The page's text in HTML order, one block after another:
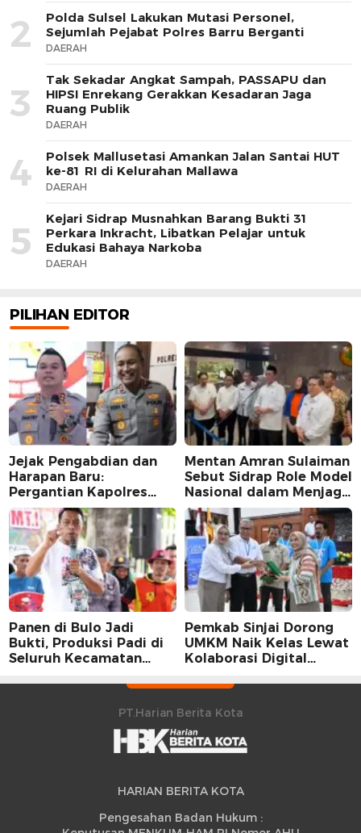
2
Polda Sulsel Lakukan Mutasi Personel,
Sejumlah Pejabat Polres Barru Berganti
DAERAH
3
Tak Sekadar Angkat Sampah, PASSAPU dan
HIPSI Enrekang Gerakkan Kesadaran Jaga
Ruang Publik
DAERAH
4
Polsek Mallusetasi Amankan Jalan Santai HUT
ke-81 RI di Kelurahan Mallawa
DAERAH
5
Kejari Sidrap Musnahkan Barang Bukti 31
Perkara Inkracht, Libatkan Pelajar untuk
Edukasi Bahaya Narkoba
DAERAH
PILIHAN EDITOR
Jejak Pengabdian dan
Harapan Baru:
Pergantian Kapolres
Sidrap dalam Perspektif
Karier Dua Perwira
Mentan Amran Sulaiman
Sebut Sidrap Role Model
Nasional dalam Menjaga
Stabilitas Harga Telur
Panen di Bulo Jadi
Bukti, Produksi Padi di
Seluruh Kecamatan
Peningkatan
Pemkab Sinjai Dorong
UMKM Naik Kelas Lewat
Kolaborasi Digital
PT.Harian Berita Kota
HARIAN BERITA KOTA
Pengesahan Badan Hukum :